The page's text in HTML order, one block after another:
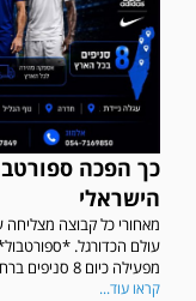
כך הפכה
הישראלי
מאחורי כל קבוצה מצליחה
עולם הכדורגל.
מפעילה כיום 8 סניפים ברחבי הארץ...
קראו עוד...